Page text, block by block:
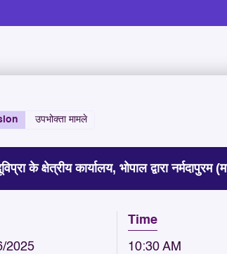
उपभोक्ता मामले
के क्षेत्रीय कार्यालय, भोपाल द्वारा
2025
Time
10:30 AM